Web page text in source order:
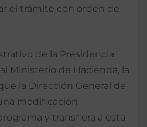
el trámite con orden de
de la Presidencia
Ministerio de Hacienda, la
la Dirección General de
modificación
y transfiera a esta